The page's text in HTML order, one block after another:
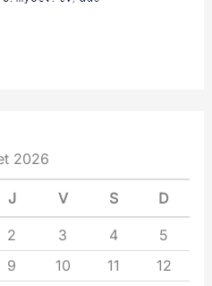
2026
J V S D
2 3 4
5
9 10 11
12